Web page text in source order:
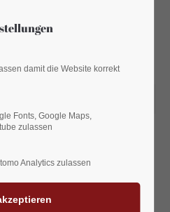
damit die Website korrekt
Fonts, Google Maps,
zulassen
Analytics zulassen